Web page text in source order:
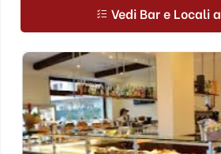
Vedi Bar e Locali a